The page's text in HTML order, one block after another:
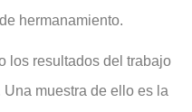
hermanamiento.
los resultados del trabajo
muestra de ello es la